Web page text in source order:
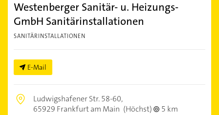
Westenberger Sanitär- u. Heizungs-
GmbH Sanitärinstallationen
SANITÄRINSTALLATIONEN
E-Mail
Ludwigshafener Str. 58-60,
65929 Frankfurt am Main (Höchst)
5 km